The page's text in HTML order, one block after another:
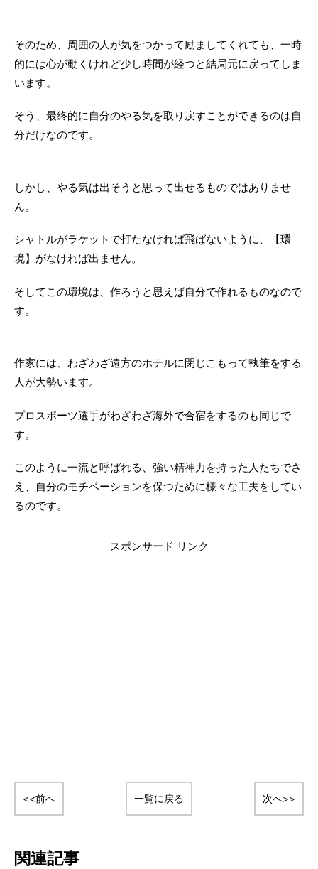
そのため、周囲の人が気をつかって励ましてくれても、一時
的には心が動くけれど少し時間が経つと結局元に戻ってしま
います。
そう、最終的に自分のやる気を取り戻すことができるのは自
分だけなのです。
しかし、やる気は出そうと思って出せるものではありませ
ん。
シャトルがラケットで打たなければ飛ばないように、【環
境】がなければ出ません。
そしてこの環境は、作ろうと思えば自分で作れるものなので
す。
作家には、わざわざ遠方のホテルに閉じこもって執筆をする
人が大勢います。
プロスポーツ選手がわざわざ海外で合宿をするのも同じで
す。
このように一流と呼ばれる、強い精神力を持った人たちでさ
え、自分のモチベーションを保つために様々な工夫をしてい
るのです。
スポンサード リンク
<<前へ 一覧に戻る 次へ>>
関連記事